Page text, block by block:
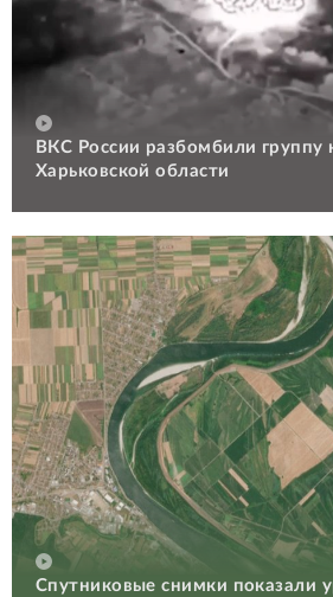
ВКС России разбомбили группу
Харьковской области
Спутниковые снимки показали